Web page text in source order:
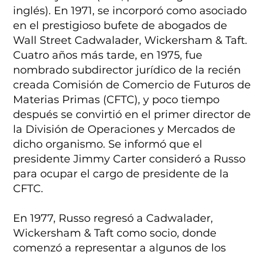
inglés). En 1971, se incorporó como asociado
en el prestigioso bufete de abogados de
Wall Street Cadwalader, Wickersham & Taft.
Cuatro años más tarde, en 1975, fue
nombrado subdirector jurídico de la recién
creada Comisión de Comercio de Futuros de
Materias Primas (CFTC), y poco tiempo
después se convirtió en el primer director de
la División de Operaciones y Mercados de
dicho organismo. Se informó que el
presidente Jimmy Carter consideró a Russo
para ocupar el cargo de presidente de la
CFTC.
En 1977, Russo regresó a Cadwalader,
Wickersham & Taft como socio, donde
comenzó a representar a algunos de los